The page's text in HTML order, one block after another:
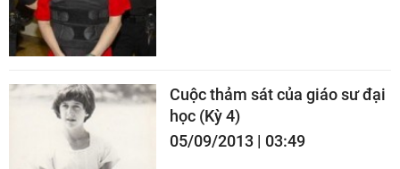
Cuộc thảm sát của giáo sư đại
học (Kỳ 4)
05/09/2013 | 03:49